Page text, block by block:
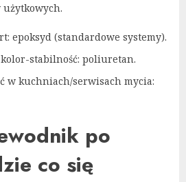
epoksyd (standardowe systemy).
stabilność: poliuretan.
w kuchniach/serwisach mycia:
po
co się